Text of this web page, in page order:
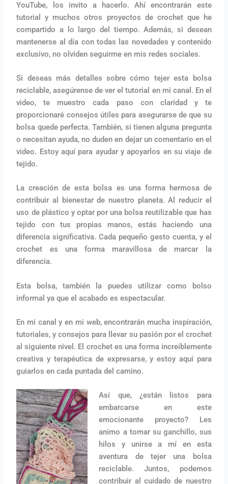
YouTube, los invito a hacerlo. Ahí encontrarán este
tutorial y muchos otros proyectos de crochet que he
compartido a lo largo del tiempo. Además, si desean
mantenerse al día con todas las novedades y contenido
exclusivo, no olviden seguirme en mis redes sociales.
Si deseas más detalles sobre cómo tejer esta bolsa
reciclable, asegúrense de ver el tutorial en mi canal. En el
video, te muestro cada paso con claridad y te
proporcionaré consejos útiles para asegurarse de que su
bolsa quede perfecta. También, si tienen alguna pregunta
o necesitan ayuda, no duden en dejar un comentario en el
video. Estoy aquí para ayudar y apoyarlos en su viaje de
tejido.
La creación de esta bolsa es una forma hermosa de
contribuir al bienestar de nuestro planeta. Al reducir el
uso de plástico y optar por una bolsa reutilizable que has
tejido con tus propias manos, estás haciendo una
diferencia significativa. Cada pequeño gesto cuenta, y el
crochet es una forma maravillosa de marcar la
diferencia.
Esta bolsa, también la puedes utilizar como bolso
informal ya que el acabado es espectacular.
En mi canal y en mi web, encontrarán mucha inspiración,
tutoriales, y consejos para llevar su pasión por el crochet
al siguiente nivel. El crochet es una forma increíblemente
creativa y terapéutica de expresarse, y estoy aquí para
guiarlos en cada puntada del camino.
Así que, ¿están listos para
embarcarse en este
emocionante proyecto? Les
animo a tomar su ganchillo, sus
hilos y unirse a mí en esta
aventura de tejer una bolsa
reciclable. Juntos, podemos
contribuir al cuidado de nuestro